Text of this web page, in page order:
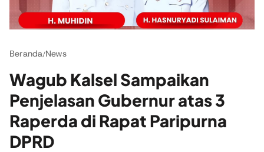
Beranda/News
Wagub Kalsel Sampaikan
Penjelasan Gubernur atas 3
Raperda di Rapat Paripurna
DPRD